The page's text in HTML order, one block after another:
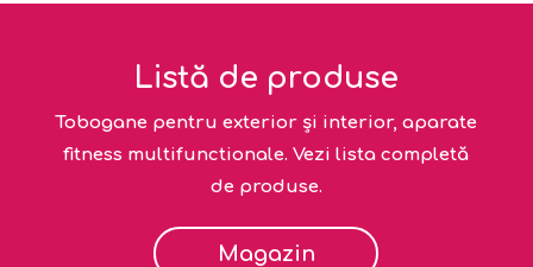
Listă de produse
Tobogane pentru exterior și interior, aparate
fitness multifunctionale. Vezi lista completă
de produse.
Magazin